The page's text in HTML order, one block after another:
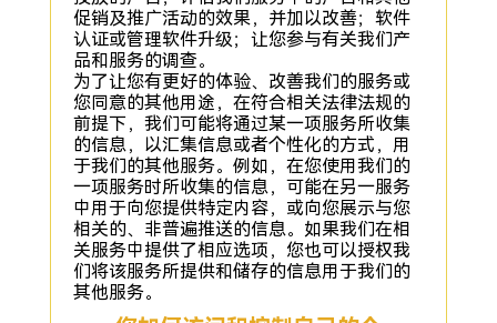
促销及推广活动的效果，并加以改善；软件
认证或管理软件升级；让您参与有关我们产
品和服务的调查。
为了让您有更好的体验、改善我们的服务或
您同意的其他用途，在符合相关法律法规的
前提下，我们可能将通过某一项服务所收集
的信息，以汇集信息或者个性化的方式，用
于我们的其他服务。例如，在您使用我们的
一项服务时所收集的信息，可能在另一服务
中用于向您提供特定内容，或向您展示与您
相关的、非普遍推送的信息。如果我们在相
关服务中提供了相应选项，您也可以授权我
们将该服务所提供和储存的信息用于我们的
其他服务。